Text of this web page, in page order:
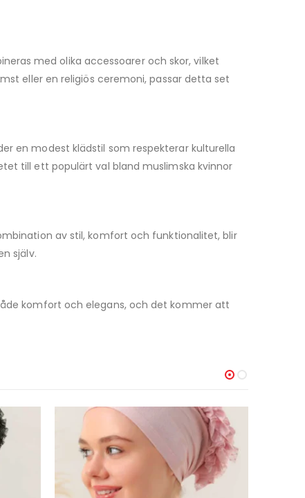
med olika accessoarer och skor, vilket
eller en religiös ceremoni, passar detta set
en modest klädstil som respekterar kulturella
till ett populärt val bland muslimska kvinnor
av stil, komfort och funktionalitet, blir
själv.
komfort och elegans, och det kommer att